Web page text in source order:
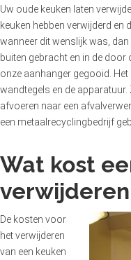
Uw oude keuken laten
keuken hebben verwijderd en
wanneer dit wenslijk was,
buiten gebracht en in de
onze aanhanger gegooid.
wandtegels en de
afvoeren naar een
een metaalrecyclingbedrijf
Wat kost
verwijderen
De kosten voor
het verwijderen
van een keuken